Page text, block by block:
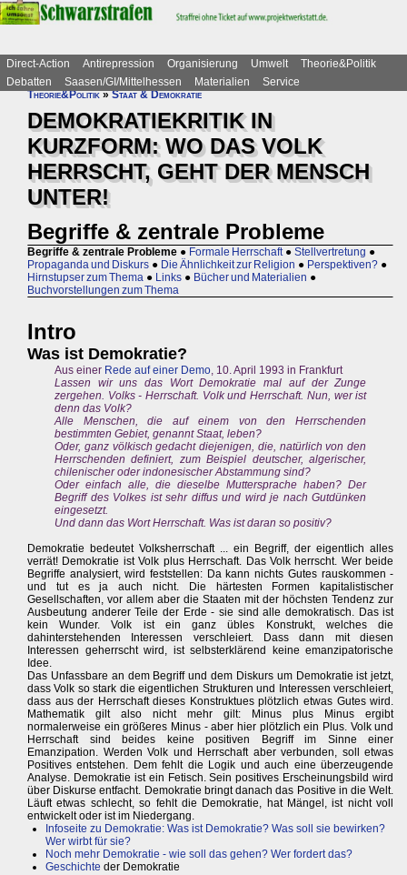
Direct-Action Antirepression Organisierung Umwelt
Theorie&Politik
Debatten
Saasen/GI/Mittelhessen Materialien
Service
Theorie&Politik»Staat & Demokratie
DEMOKRATIEKRITIK IN
KURZFORM: WO DAS VOLK
HERRSCHT, GEHT DER MENSCH
UNTER!
Begriffe & zentrale Probleme
Begriffe & zentrale Probleme ● Formale Herrschaft ● Stellvertretung ●
Propaganda und Diskurs ● Die Ähnlichkeit zur Religion ● Perspektiven? ●
Hirnstupser zum Thema ● Links ● Bücher und Materialien ●
Buchvorstellungen zum Thema
Intro
Was ist Demokratie?
Aus einer Rede auf einer Demo, 10. April 1993 in Frankfurt
Lassen wir uns das Wort Demokratie mal auf der Zunge
zergehen. Volks - Herrschaft. Volk und Herrschaft. Nun, wer ist
denn das Volk?
Alle Menschen, die auf einem von den Herrschenden
bestimmten Gebiet, genannt Staat, leben?
Oder, ganz völkisch gedacht diejenigen, die, natürlich von den
Herrschenden definiert, zum Beispiel deutscher, algerischer,
chilenischer oder indonesischer Abstammung sind?
Oder einfach alle, die dieselbe Muttersprache haben? Der
Begriff des Volkes ist sehr diffus und wird je nach Gutdünken
eingesetzt.
Und dann das Wort Herrschaft. Was ist daran so positiv?
Demokratie bedeutet Volksherrschaft ... ein Begriff, der eigentlich alles
verrät! Demokratie ist Volk plus Herrschaft. Das Volk herrscht. Wer beide
Begriffe analysiert, wird feststellen: Da kann nichts Gutes rauskommen -
und tut es ja auch nicht. Die härtesten Formen kapitalistischer
Gesellschaften, vor allem aber die Staaten mit der höchsten Tendenz zur
Ausbeutung anderer Teile der Erde - sie sind alle demokratisch. Das ist
kein Wunder. Volk ist ein ganz übles Konstrukt, welches die
dahinterstehenden Interessen verschleiert. Dass dann mit diesen
Interessen geherrscht wird, ist selbsterklärend keine emanzipatorische
Idee.
Das Unfassbare an dem Begriff und dem Diskurs um Demokratie ist jetzt,
dass Volk so stark die eigentlichen Strukturen und Interessen verschleiert,
dass aus der Herrschaft dieses Konstruktues plötzlich etwas Gutes wird.
Mathematik gilt also nicht mehr gilt: Minus plus Minus ergibt
normalerweise ein größeres Minus - aber hier plötzlich ein Plus. Volk und
Herrschaft sind beides keine positiven Begriff im Sinne einer
Emanzipation. Werden Volk und Herrschaft aber verbunden, soll etwas
Positives entstehen. Dem fehlt die Logik und auch eine überzeugende
Analyse. Demokratie ist ein Fetisch. Sein positives Erscheinungsbild wird
über Diskurse entfacht. Demokratie bringt danach das Positive in die Welt.
Läuft etwas schlecht, so fehlt die Demokratie, hat Mängel, ist nicht voll
entwickelt oder ist im Niedergang.
Infoseite zu Demokratie: Was ist Demokratie? Was soll sie bewirken?
Wer wirbt für sie?
Noch mehr Demokratie - wie soll das gehen? Wer fordert das?
Geschichte der Demokratie